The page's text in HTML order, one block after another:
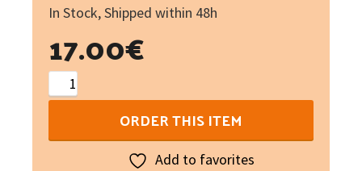
In Stock, Shipped within 48h
17.00€
Murtres
en
ORDER THIS ITEM
Add to favorites